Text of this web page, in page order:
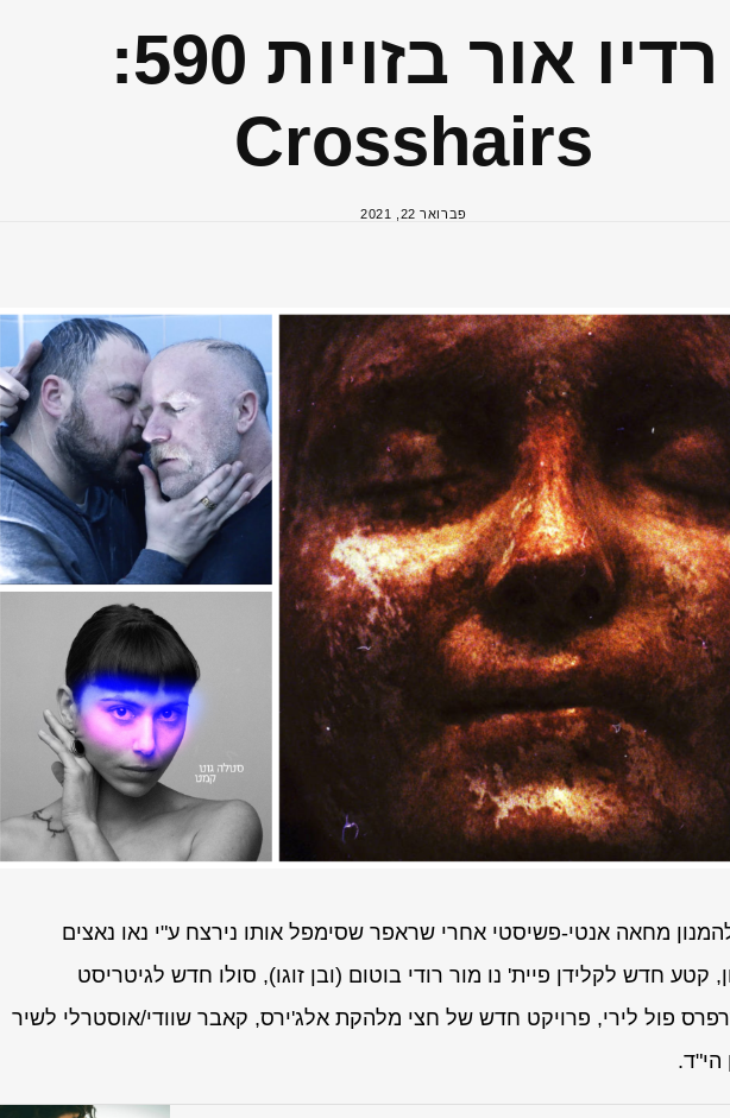
רדיו אור בזויות 590:
Crosshairs
פברואר 22, 2021
מחאה אנטי-פשיסטי אחרי שראפר שסימפל אותו נירצח ע"י נאו נאצים
קטע חדש לקלידן פיית' נו מור רודי בוטום (ובן זוגו), סולו חדש לגיטריסט
פול לירי, פרויקט חדש של חצי מלהקת אלג'ירס, קאבר שוודי/אוסטרלי לשיר
הי"ד.